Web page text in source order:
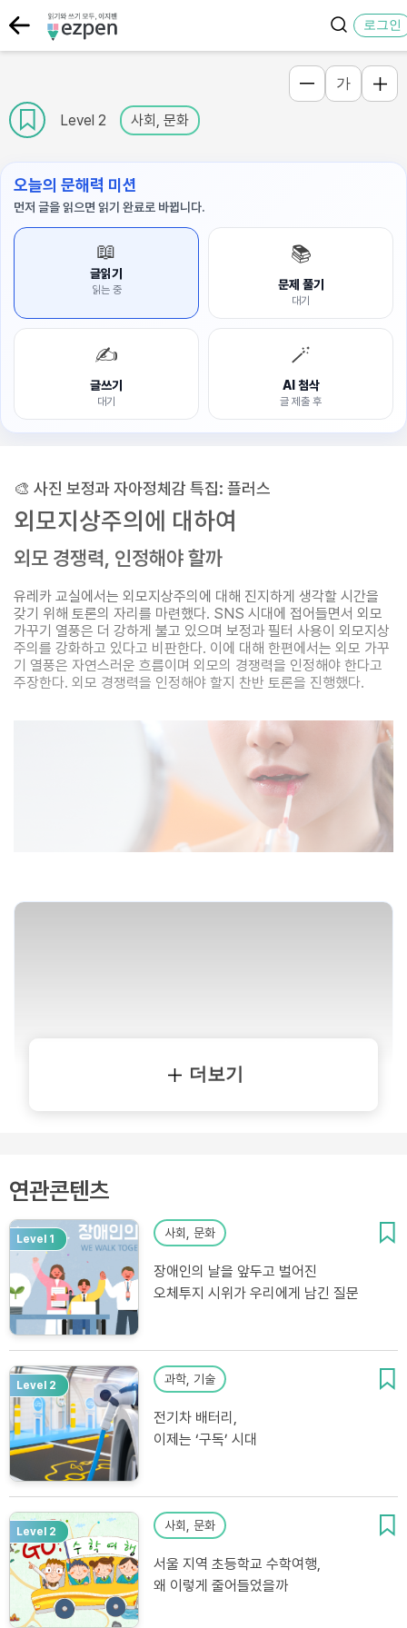
로그인
Level 2 사회, 문화
가
오늘의 문해력 미션
먼저 글을 읽으면 읽기 완료로 바뀝니다.
📖
글읽기
읽는 중
📚
문제 풀기
대기
✍️
글쓰기
대기
🪄
AI 첨삭
글 제출 후
🎨 사진 보정과 자아정체감 특집: 플러스
외모지상주의에 대하여
외모 경쟁력, 인정해야 할까
유레카 교실에서는 외모지상주의에 대해 진지하게 생각할 시간을
갖기 위해 토론의 자리를 마련했다. SNS 시대에 접어들면서 외모
가꾸기 열풍은 더 강하게 불고 있으며 보정과 필터 사용이 외모지상
주의를 강화하고 있다고 비판한다. 이에 대해 한편에서는 외모 가꾸
기 열풍은 자연스러운 흐름이며 외모의 경쟁력을 인정해야 한다고
주장한다. 외모 경쟁력을 인정해야 할지 찬반 토론을 진행했다.
더보기
연관콘텐츠
Level 1 사회, 문화
장애인의 날을 앞두고 벌어진
오체투지 시위가 우리에게 남긴 질문
Level 2 과학, 기술
전기차 배터리,
이제는 ‘구독’ 시대
Level 2 사회, 문화
서울 지역 초등학교 수학여행,
왜 이렇게 줄어들었을까